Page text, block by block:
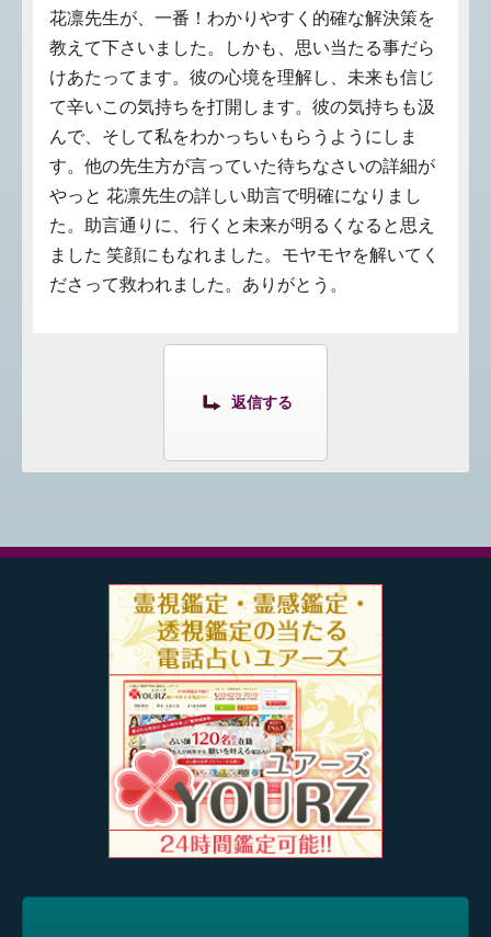
花凛先生が、一番！わかりやすく的確な解決策を
教えて下さいました。しかも、思い当たる事だら
けあたってます。彼の心境を理解し、未来も信じ
て辛いこの気持ちを打開します。彼の気持ちも汲
んで、そして私をわかっちいもらうようにしま
す。他の先生方が言っていた待ちなさいの詳細が
やっと 花凛先生の詳しい助言で明確になりまし
た。助言通りに、行くと未来が明るくなると思え
ました 笑顔にもなれました。モヤモヤを解いてく
ださって救われました。ありがとう。
返信する